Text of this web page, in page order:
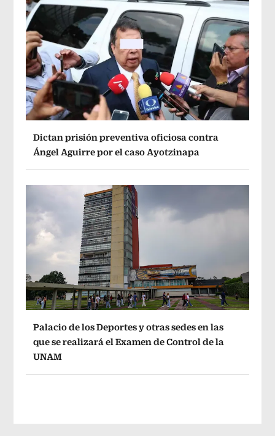
Dictan prisión preventiva oficiosa contra
Ángel Aguirre por el caso Ayotzinapa
Palacio de los Deportes y otras sedes en las
que se realizará el Examen de Control de la
UNAM